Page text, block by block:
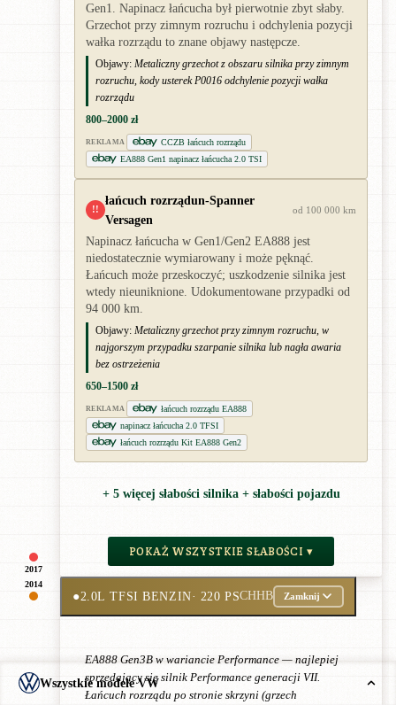
2017
Gen1. Napinacz łańcucha był pierwotnie zbyt słaby.
Grzechot przy zimnym rozruchu i odchylenia pozycji
wałka rozrządu to znane objawy następcze.
Objawy: Metaliczny grzechot z obszaru silnika przy zimnym
rozruchu, kody usterek P0016 odchylenie pozycji wałka
rozrządu
800–2000 zł
REKLAMA
CCZB łańcuch rozrządu
EA888 Gen1 napinacz łańcucha 2.0 TSI
!!
łańcuch rozrządun-Spanner
Versagen
od 100 000 km
Napinacz łańcucha w Gen1/Gen2 EA888 jest
niedostatecznie wymiarowany i może pęknąć.
Łańcuch może przeskoczyć; uszkodzenie silnika jest
wtedy nieuniknione. Udokumentowane przypadki od
94 000 km.
Objawy: Metaliczny grzechot przy zimnym rozruchu, w
najgorszym przypadku szarpanie silnika lub nagła awaria
bez ostrzeżenia
650–1500 zł
REKLAMA
łańcuch rozrządu EA888
napinacz łańcucha 2.0 TFSI
łańcuch rozrządu Kit EA888 Gen2
+ 5 więcej słabości silnika + słabości pojazdu
POKAŻ WSZYSTKIE SŁABOŚCI ▾
2014
●2.0L TFSI BENZIN· 220 PSCHHB Zamknij
EA888 Gen3B w wariancie Performance — najlepiej
sprzedający się silnik Performance generacji VII.
Łańcuch rozrządu po stronie skrzyni (grzech
Wszystkie modele VW